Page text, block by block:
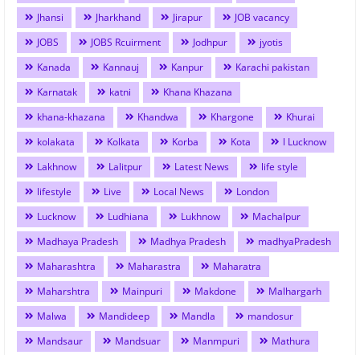
Jhansi
Jharkhand Jirapur
JOB vacancy
JOBS
JOBS Rcuirment Jodhpur
jyotis
Kanada
Kannauj Kanpur
Karachi pakistan
Karnatak
katni
Khana Khazana
khana-khazana
Khandwa Khargone
Khurai
kolakata
Kolkata Korba Kota
l Lucknow
Lakhnow
Lalitpur Latest News
life style
lifestyle
Live Local News
London
Lucknow
Ludhiana Lukhnow
Machalpur
Madhaya Pradesh
Madhya Pradesh
madhyaPradesh
Maharashtra
Maharastra
Maharatra
Maharshtra
Mainpuri Makdone
Malhargarh
Malwa
Mandideep Mandla
mandosur
Mandsaur
Mandsuar Manmpuri
Mathura